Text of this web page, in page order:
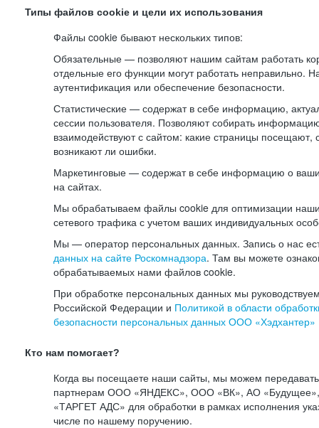
Типы файлов cookie и цели их использования
Файлы cookie бывают нескольких типов:
Обязательные — позволяют нашим сайтам работать
отдельные его функции могут работать неправильно.
аутентификация или обеспечение безопасности.
Статистические — содержат в себе информацию,
сессии пользователя. Позволяют собирать
взаимодействуют с сайтом: какие страницы посещают,
возникают ли ошибки.
Маркетинговые — содержат в себе информацию о
на сайтах.
Мы обрабатываем файлы cookie для оптимизации
сетевого трафика с учетом ваших индивидуальных
Мы — оператор персональных данных. Запись о нас
данных на сайте Роскомнадзора. Там вы можете
обрабатываемых нами файлов cookie.
При обработке персональных данных мы
Российской Федерации и Политикой в области
безопасности персональных данных ООО «Хэдхантер»
Кто нам помогает?
Когда вы посещаете наши сайты, мы можем
партнерам ООО «ЯНДЕКС», ООО «ВК», АО
«ТАРГЕТ АДС» для обработки в рамках исполнения
числе по нашему поручению.